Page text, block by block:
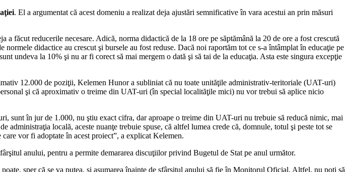
. El a argumentat că acest domeniu a realizat deja ajustări semnificative în vara acestui an prin măsuri
făcut reducerile necesare. Adică, norma didactică de la 18 ore pe săptămână la 20 de ore a fost crescută
didactice au crescut şi bursele au fost reduse. Dacă noi raportăm tot ce s-a întâmplat în educaţie pe
undeva la 10% şi nu ar fi corect să mai mergem o dată şi să tai de la educaţia. Asta este singura excepţie
12.000 de poziţii, Kelemen Hunor a subliniat că nu toate unităţile administrativ-teritoriale (UAT-uri)
şi că aproximativ o treime din UAT-uri (în special localităţile mici) nu vor trebui să aplice nicio
sunt în jur de 1.000, nu ştiu exact cifra, dar aproape o treime din UAT-uri nu trebuie să reducă nimic, mai
locală, aceste nuanţe trebuie spuse, că altfel lumea crede că, domnule, totul şi peste tot se
vor fi adoptate în acest proiect”, a explicat Kelemen.
anului, pentru a permite demararea discuţiilor privind Bugetul de Stat pe anul următor.
sper că se va putea, şi asumarea înainte de sfârşitul anului să fie în Monitorul Oficial. Altfel, nu poţi să